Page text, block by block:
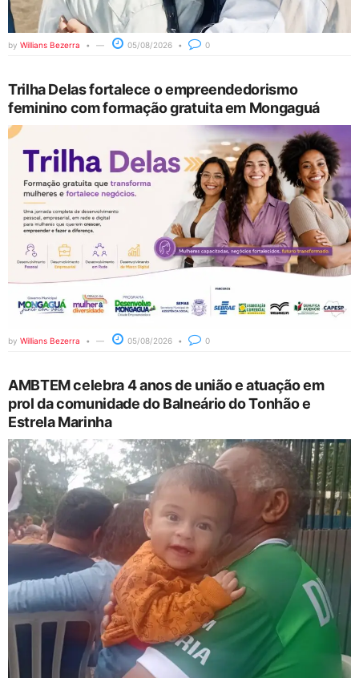
by Willians Bezerra 05/08/2026 0
Trilha Delas fortalece o empreendedorismo
feminino com formação gratuita em Mongaguá
by Willians Bezerra 05/08/2026 0
AMBTEM celebra 4 anos de união e atuação em
prol da comunidade do Balneário do Tonhão e
Estrela Marinha